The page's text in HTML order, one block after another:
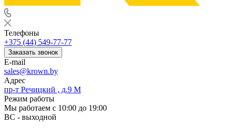
Телефоны
+375 (44) 549-77-77
Заказать звонок
E-mail
sales@krown.by
Адрес
пр-т Речицкий , д.9 М
Режим работы
Мы работаем с 10:00 до 19:00
ВС - выходной